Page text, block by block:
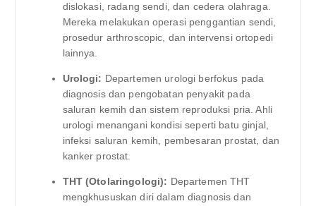
dislokasi, radang sendi, dan cedera olahraga.
Mereka melakukan operasi penggantian sendi,
prosedur arthroscopic, dan intervensi ortopedi
lainnya.
Urologi: Departemen urologi berfokus pada
diagnosis dan pengobatan penyakit pada
saluran kemih dan sistem reproduksi pria. Ahli
urologi menangani kondisi seperti batu ginjal,
infeksi saluran kemih, pembesaran prostat, dan
kanker prostat.
THT (Otolaringologi): Departemen THT
mengkhususkan diri dalam diagnosis dan